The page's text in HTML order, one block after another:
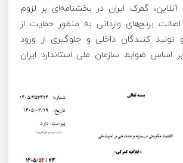
گمرک ایران در بخشنامه‌ای بر لزوم
برنج‌های وارداتی به منظور حمایت از
کنندگان داخلی و جلوگیری از ورود
اساس ضوابط سازمان ملی استاندارد ایران